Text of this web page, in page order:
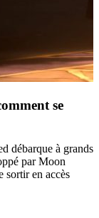
se
débarque à grands
par Moon
sortir en accès